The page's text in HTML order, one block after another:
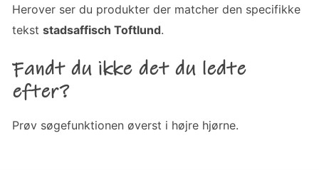
Herover ser du produkter der matcher den specifikke
tekststadsaffisch Toftlund.
Fandt du ikke det du ledte
efter?
Prøv søgefunktionen øverst i højre hjørne.